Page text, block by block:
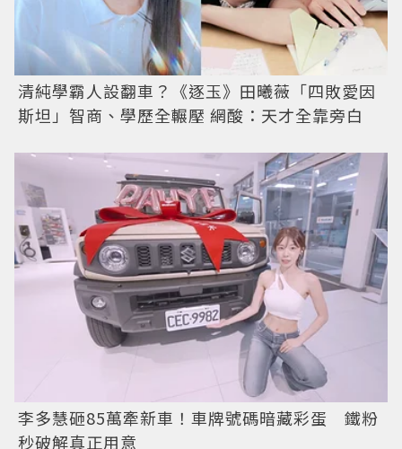
清純學霸人設翻車？《逐玉》田曦薇「四敗愛因
斯坦」智商、學歷全輾壓 網酸：天才全靠旁白
李多慧砸85萬牽新車！車牌號碼暗藏彩蛋 鐵粉
秒破解真正用意